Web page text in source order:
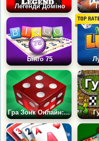
Легенди Доміно
Бінго 75
Гра Зонк Онлайн: Покер на кубиках